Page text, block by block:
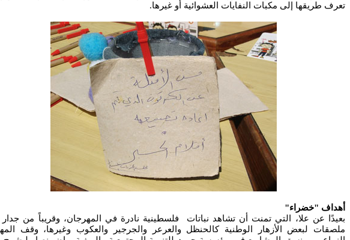
تعرف طريقها إلى مكبات النفايات العشوائية أو غيرها.
أهداف "خضراء"
بعيدًا عن علا، التي تمنت أن تشاهد نباتات فلسطينية نادرة في المهرجان، وقريباً من
ملصقات لبعض الأزهار الوطنية كالحنظل والعرعر والجرجير والعكوب وغيرها، وقف